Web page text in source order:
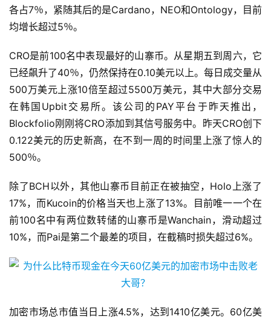
各占7％，紧随其后的是Cardano，NEO和Ontology，目前
均增长超过5％。
CRO是前100名中表现最好的山寨币。从星期五到周六，它
已经飙升了40％，仍然保持在0.10美元以上。每日成交量从
500万美元上涨10倍至超过5500万美元，其中大部分交易
在韩国Upbit交易所。该公司的PAY平台于昨天推出，
Blockfolio刚刚将CRO添加到其信号服务中。昨天CRO创下
0.122美元的历史新高，在不到一周的时间里上涨了惊人的
500％。
除了BCH以外，其他山寨币目前正在被抽空，Holo上涨了
17%，而Kucoin的价格当天也上涨了13%。目前唯一一个在
前100名中有两位数转储的山寨币是Wanchain，滑动超过
10%，而Pai是第二个最差的项目，在截稿时损失超过6%。
加密市场总市值当日上涨4.5%，达到1410亿美元。60亿美